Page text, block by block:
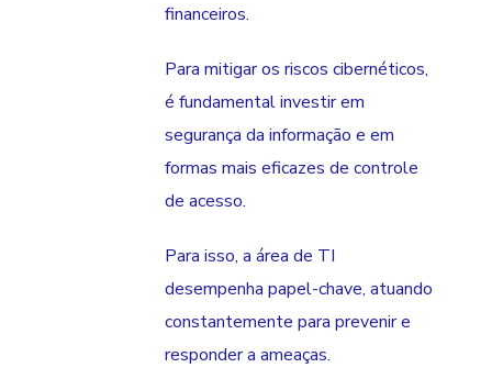
financeiros.
Para mitigar os riscos cibernéticos,
é fundamental investir em
segurança da informação e em
formas mais eficazes de controle
de acesso.
Para isso, a área de TI
desempenha papel-chave, atuando
constantemente para prevenir e
responder a ameaças.